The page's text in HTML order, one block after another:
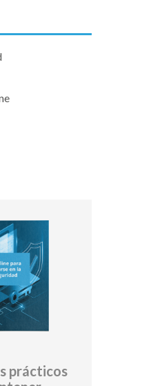
prácticos